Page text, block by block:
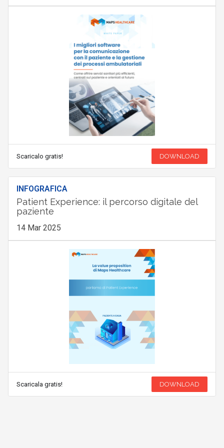
Scaricalo gratis! DOWNLOAD
INFOGRAFICA
Patient Experience: il percorso digitale del
paziente
14 Mar 2025
Scaricala gratis! DOWNLOAD